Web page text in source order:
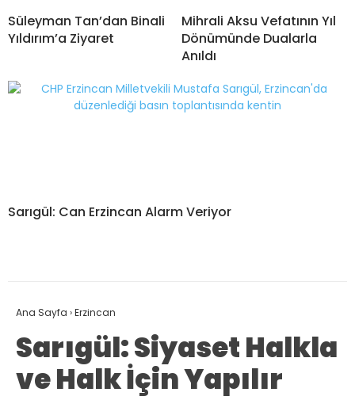
Süleyman Tan’dan Binali
Yıldırım’a Ziyaret
Mihrali Aksu Vefatının Yıl
Dönümünde Dualarla
Anıldı
Sarıgül: Can Erzincan Alarm Veriyor
Ana Sayfa ›Erzincan
Sarıgül: Siyaset Halkla
ve Halk İçin Yapılır